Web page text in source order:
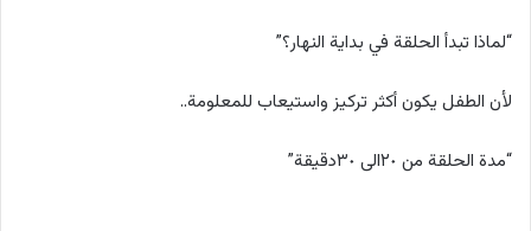
“لماذا تبدأ الحلقة في بداية النهار؟”
لأن الطفل يكون أكثر تركيز واستيعاب للمعلومة..
“مدة الحلقة من ٢٠الى ٣٠دقيقة”